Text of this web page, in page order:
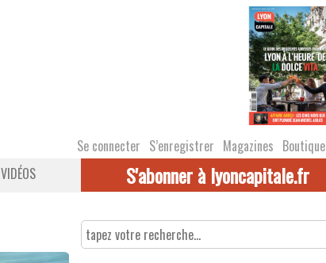
Se connecter S’enregistrer Magazines Boutique
VIDÉOS S'abonner à lyoncapitale.fr